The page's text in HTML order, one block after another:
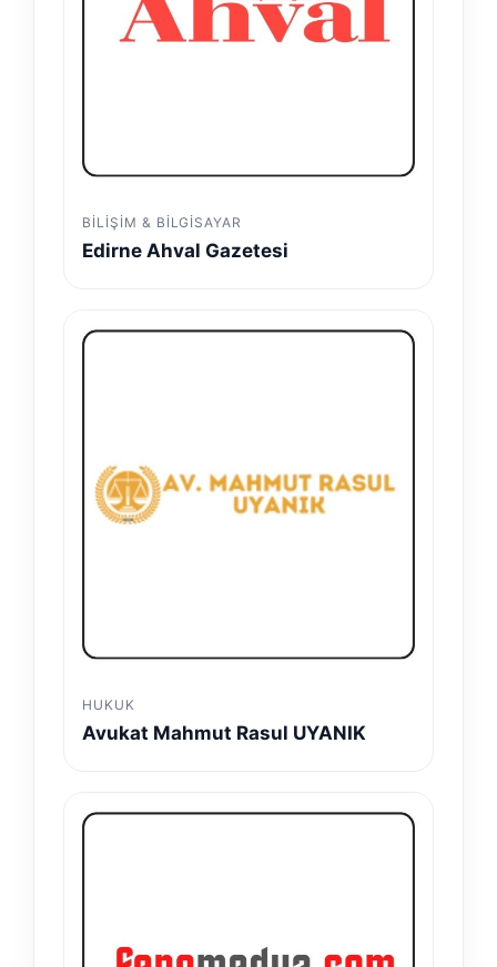
BILIŞIM & BILGISAYAR
Edirne Ahval Gazetesi
HUKUK
Avukat Mahmut Rasul UYANIK